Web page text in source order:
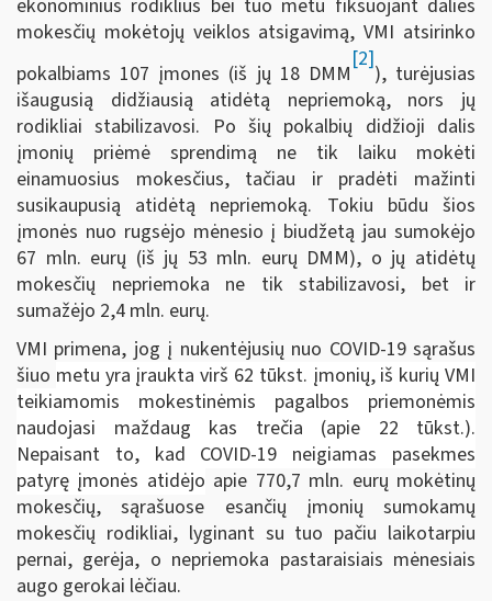
ekonominius rodiklius bei tuo metu fiksuojant dalies
mokesčių mokėtojų veiklos atsigavimą, VMI atsirinko
pokalbiams 107 įmones (iš jų 18 DMM
[2]
), turėjusias
išaugusią didžiausią atidėtą nepriemoką, nors jų
rodikliai stabilizavosi. Po šių pokalbių didžioji dalis
įmonių priėmė sprendimą ne tik laiku mokėti
einamuosius mokesčius, tačiau ir pradėti mažinti
susikaupusią atidėtą nepriemoką. Tokiu būdu šios
įmonės nuo rugsėjo mėnesio į biudžetą jau sumokėjo
67 mln. eurų (iš jų 53 mln. eurų DMM), o jų atidėtų
mokesčių nepriemoka ne tik stabilizavosi, bet ir
sumažėjo 2,4 mln. eurų.
VMI primena, jog į nukentėjusių nuo COVID-19 sąrašus
šiuo metu yra įraukta virš 62 tūkst. įmonių, iš kurių VMI
teikiamomis mokestinėmis pagalbos priemonėmis
naudojasi maždaug kas trečia (apie 22 tūkst.).
Nepaisant to, kad COVID-19 neigiamas pasekmes
patyrę įmonės atidėjo apie 770,7 mln. eurų mokėtinų
mokesčių, sąrašuose esančių įmonių sumokamų
mokesčių rodikliai, lyginant su tuo pačiu laikotarpiu
pernai, gerėja, o nepriemoka pastaraisiais mėnesiais
augo gerokai lėčiau.